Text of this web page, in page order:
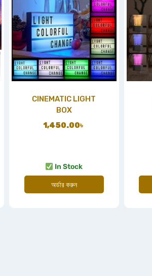
CINEMATIC LIGHT
BOX
1,450.00৳
In Stock
অর্ডার করুন